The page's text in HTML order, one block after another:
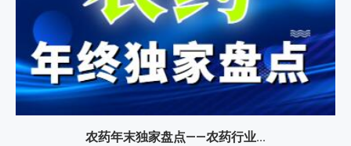
农药年末独家盘点——农药行业...